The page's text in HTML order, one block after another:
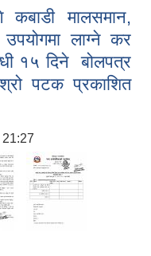
मालसमान,
लाग्ने कर
१५ दिने बोलपत्र
पटक प्रकाशित